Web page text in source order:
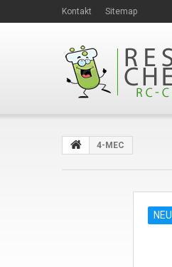
Kontakt Sitemap
4-MEC
NEU